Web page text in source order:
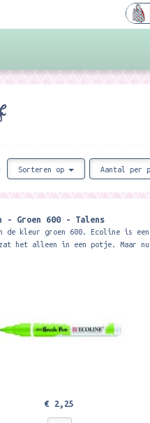
Sorteren op Aantal per
- Groen 600 - Talens
de kleur groen 600. Ecoline is
het alleen in een potje. Maar
€ 2,25